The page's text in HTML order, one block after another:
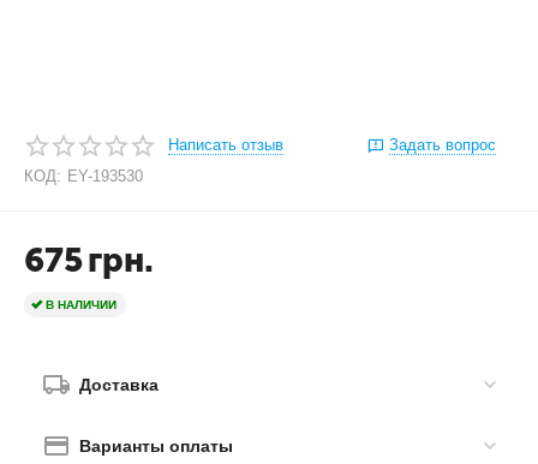
Написать отзыв
Задать вопрос
КОД: EY-193530
675грн.
В НАЛИЧИИ
Доставка
Варианты оплаты